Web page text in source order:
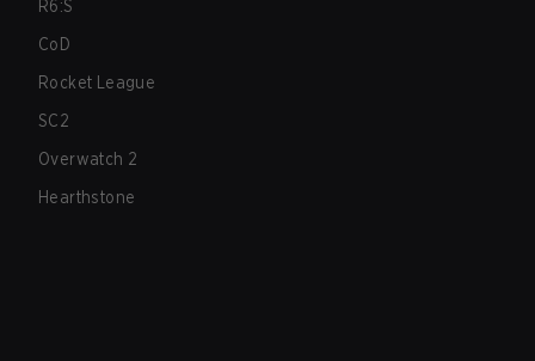
R6:S
CoD
Rocket League
SC2
Overwatch 2
Hearthstone